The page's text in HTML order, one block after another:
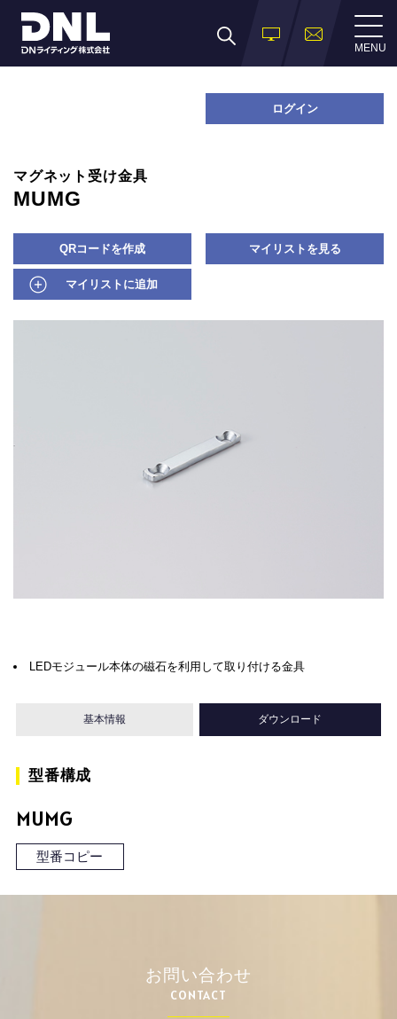
MENU
ログイン
マグネット受け金具
MUMG
QRコードを作成 マイリストを見る
マイリストに追加
LEDモジュール本体の磁石を利用して取り付ける金具
基本情報 ダウンロード
型番構成
MUMG
型番コピー
お問い合わせ
CONTACT